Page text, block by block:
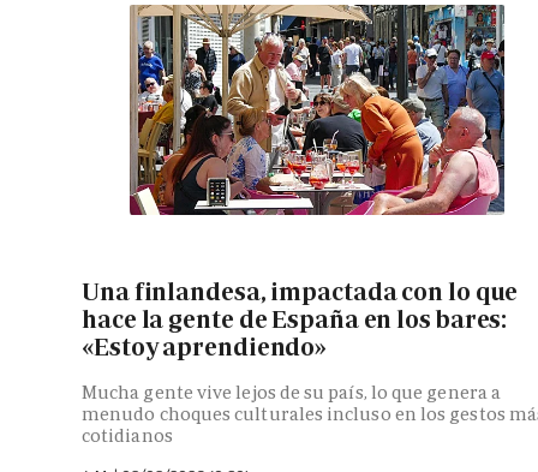
Una finlandesa, impactada con lo que
hace la gente de España en los bares:
«Estoy aprendiendo»
Mucha gente vive lejos de su país, lo que genera a
menudo choques culturales incluso en los gestos
cotidianos